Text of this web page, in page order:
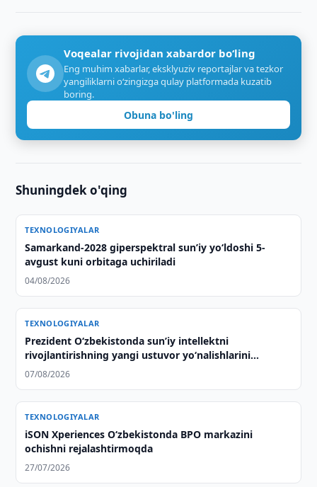
Voqealar rivojidan xabardor bo‘ling
Eng muhim xabarlar, eksklyuziv reportajlar va tezkor
yangiliklarni o‘zingizga qulay platformada kuzatib
boring.
Obuna bo'ling
Shuningdek o'qing
TEXNOLOGIYALAR
Samarkand-2028 giperspektral sun’iy yo‘ldoshi 5-
avgust kuni orbitaga uchiriladi
04/08/2026
TEXNOLOGIYALAR
Prezident Oʻzbekistonda sunʼiy intellektni
rivojlantirishning yangi ustuvor yoʻnalishlarini
belgilab berdi
07/08/2026
TEXNOLOGIYALAR
iSON Xperiences Oʻzbekistonda BPO markazini
ochishni rejalashtirmoqda
27/07/2026